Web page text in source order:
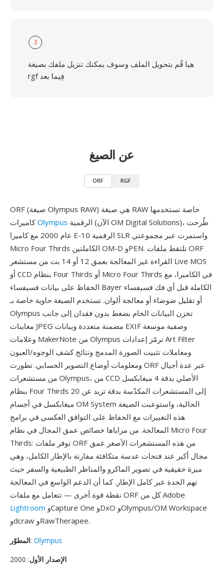
3
هيا قُم بتحويل الملف وسوف يمكنك تنزيل ملفك بصيغة
rgf فِيما بعد
عن الصيغ
ORF RGF
ORF (صيغة Olympus RAW) هي صيغة RAW خاصة تستخدمها
كاميراتOlympus
عام 2000 مع كاميرا E-10 الرقمية SLR واستمرت عبر مجموعتي
Micro Four Thirds الكاملتين OM-D وPEN. تلتقط ملفات ORF
القراءة غير المعالجة بعمق 12 أو 14 بت من مستشعر Live MOS
أو CCD بنظام Four Thirds أو Micro Four Thirds في الكاميرا، مع
الحفاظ على بيانات فسيفساء Bayer الكاملة قبل أي فك فسيفساء
أو تقليل ضوضاء أو معالجة ألوان. تستخدم الصيغة حاوية خاصة بـ
Olympus تخزن البيانات الخام بضغط بدون فقدان إلى جانب
معاينات JPEG مضمنة متعددة وبيانات EXIF وصفية موسعة
وعلامات MakerNote من Olympus ترمّز إعدادات Art Filter
ومعاملات تثبيت الصورة المدمج ونتائج كشف الوجوه/العيون
ومعلومات أوضاع التصوير الحسابي. تطورت ORF عبر عدة أجيال
من مستشعرات Olympus، من CCD الأصلي بدقة 4 ميغابكسل
بنظام Four Thirds إلى المستشعرات المكدّسة بدقة تزيد عن 20
ميغابكسل في أجسام OM System الحالية، واستوعبت الصيغة
هذه التغييرات مع الحفاظ على التوافق العكسي في برامج
المعالجة. من مزاياها خصائص عمق المجال في نظام Micro Four
Thirds: توفر ملفات ORF من هذه المستشعرات الأصغر عمق
مجال أكبر عند فتحات عدسة متكافئة مقارنة بالإطار الكامل، وهي
ميزة حقيقية في تصوير الماكرو والمناظر الطبيعية والسفر حيث
تهم الحدة عبر كامل الإطار. كما أن الدعم الواسع في المعالجة
نقطة قوة أخرى — تتعامل مع ملفات ORF كل من Adobe
Lightroom
وdcraw وRawTherapee.
المطوّر: Olympus
الإصدار الأول: 2000